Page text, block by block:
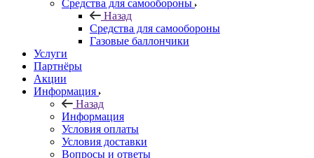
Средства для самообороны
Назад
Средства для самообороны
Газовые баллончики
Услуги
Партнёры
Акции
Информация
Назад
Информация
Условия оплаты
Условия доставки
Вопросы и ответы